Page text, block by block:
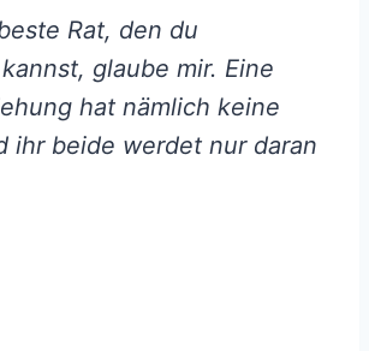
Rat, den du
glaube mir. Eine
hat nämlich keine
ihr beide werdet nur daran